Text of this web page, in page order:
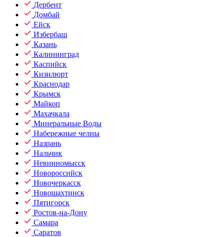
Дербент
Домбай
Ейск
Избербаш
Казань
Калининград
Каспийск
Кизилюрт
Краснодар
Крымск
Майкоп
Махачкала
Минеральные Воды
Набережные челны
Назрань
Нальчик
Невинномысск
Новороссийск
Новочеркасск
Новошахтинск
Пятигорск
Ростов-на-Дону
Самара
Саратов